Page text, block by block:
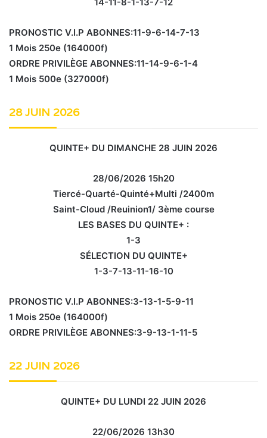
PRONOSTIC V.I.P ABONNES:11-9-6-14-7-13
1 Mois 250e (164000f)
ORDRE PRIVILÈGE ABONNES:11-14-9-6-1-4
1 Mois 500e (327000f)
28 JUIN 2026
QUINTE+ DU DIMANCHE 28 JUIN 2026
28/06/2026 15h20
Tiercé-Quarté-Quinté+Multi /2400m
Saint-Cloud /Reuinion1/ 3ème course
LES BASES DU QUINTE+ :
1-3
SÉLECTION DU QUINTE+
1-3-7-13-11-16-10
PRONOSTIC V.I.P ABONNES:3-13-1-5-9-11
1 Mois 250e (164000f)
ORDRE PRIVILÈGE ABONNES:3-9-13-1-11-5
22 JUIN 2026
QUINTE+ DU LUNDI 22 JUIN 2026
22/06/2026 13h30